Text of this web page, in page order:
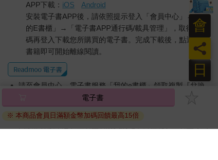
APP下載： iOS
Android
安裝電子書APP後，請依照提示登入「會員中心」→「我
的E書櫃」→「電子書APP通行碼/載具管理」，取得通行
碼再登入下載您所購買的電子書。完成下載後，點選任一
書籍即可開始離線閱讀。
請至會員中心→電子書服務「我的e書櫃」領取複製『兌換
碼』至電子書服務商Readmoo進行兌換。
退換貨須知：
電子書
※ 本商品會員日滿額金幣加碼回饋最高15倍
日
員
會